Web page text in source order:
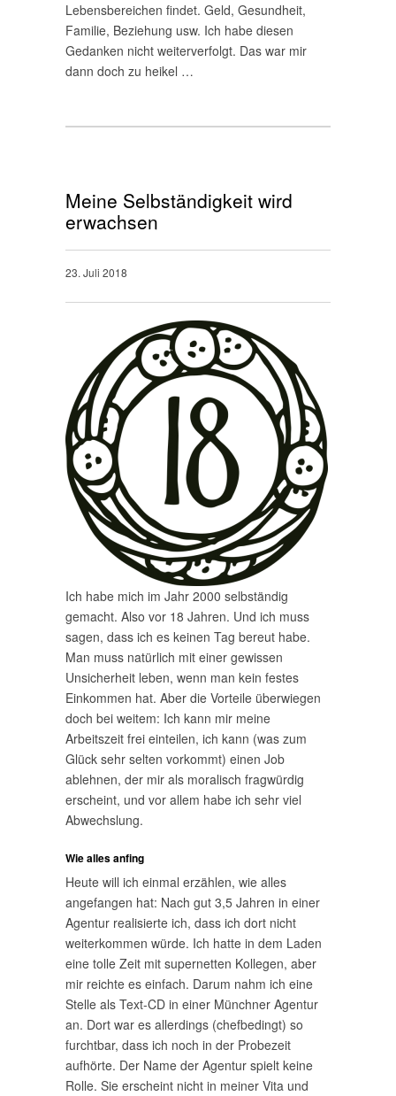
Lebensbereichen findet. Geld, Gesundheit,
Familie, Beziehung usw. Ich habe diesen
Gedanken nicht weiterverfolgt. Das war mir
dann doch zu heikel …
Meine Selbständigkeit wird
erwachsen
23. Juli 2018
Ich habe mich im Jahr 2000 selbständig
gemacht. Also vor 18 Jahren. Und ich muss
sagen, dass ich es keinen Tag bereut habe.
Man muss natürlich mit einer gewissen
Unsicherheit leben, wenn man kein festes
Einkommen hat. Aber die Vorteile überwiegen
doch bei weitem: Ich kann mir meine
Arbeitszeit frei einteilen, ich kann (was zum
Glück sehr selten vorkommt) einen Job
ablehnen, der mir als moralisch fragwürdig
erscheint, und vor allem habe ich sehr viel
Abwechslung.
Wie alles anfing
Heute will ich einmal erzählen, wie alles
angefangen hat: Nach gut 3,5 Jahren in einer
Agentur realisierte ich, dass ich dort nicht
weiterkommen würde. Ich hatte in dem Laden
eine tolle Zeit mit supernetten Kollegen, aber
mir reichte es einfach. Darum nahm ich eine
Stelle als Text-CD in einer Münchner Agentur
an. Dort war es allerdings (chefbedingt) so
furchtbar, dass ich noch in der Probezeit
aufhörte. Der Name der Agentur spielt keine
Rolle. Sie erscheint nicht in meiner Vita und